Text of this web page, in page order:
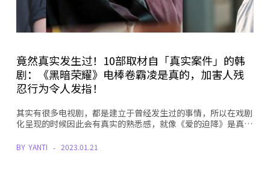
竟然真实发生过！10部取材自「真实案件」的韩
剧：《黑暗荣耀》电棒卷霸凌是真的，加害人残
忍行为令人发指！
其实有很多电视剧，都是建立于曾经发生过的事情，所以在戏剧
化呈现的时候因此会有真实的熟悉感，就像《爱的迫降》是真…
BY YANTI 2023.01.21